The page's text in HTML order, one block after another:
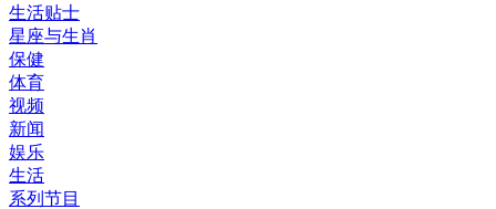
生活贴士
星座与生肖
保健
体育
视频
新闻
娱乐
生活
系列节目